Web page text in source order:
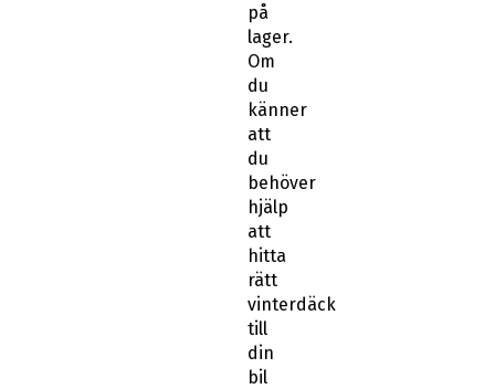
på
lager.
Om
du
känner
att
du
behöver
hjälp
att
hitta
rätt
vinterdäck
till
din
bil